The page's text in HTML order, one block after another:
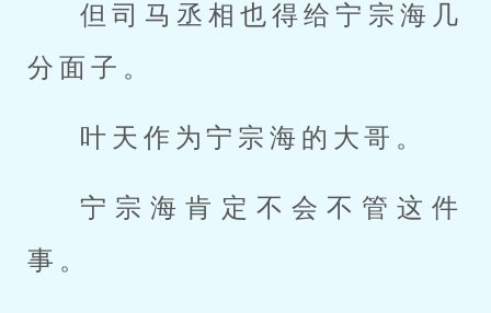
但司马丞相也得给宁宗海几
分面子。
叶天作为宁宗海的大哥。
宁宗海肯定不会不管这件
事。